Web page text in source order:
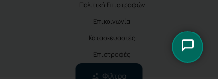
Πολιτική Επιστροφών
Επικοινωνία
Κατασκευαστές
Επιστροφές
Φίλτρα